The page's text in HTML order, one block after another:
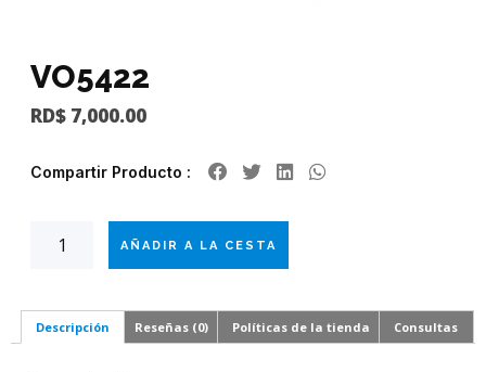
VO5422
RD$ 7,000.00
Compartir Producto :
AÑADIR A LA CESTA
Descripción Reseñas (0) Políticas de la tienda Consultas